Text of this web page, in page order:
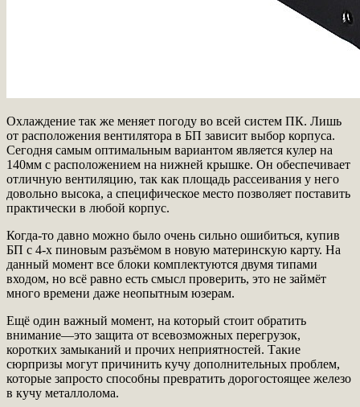
Охлаждение так же меняет погоду во всей систем ПК. Лишь
от расположения вентилятора в БП зависит выбор корпуса.
Сегодня самым оптимальным вариантом является кулер на
140мм с расположением на нижней крышке. Он обеспечивает
отличную вентиляцию, так как площадь рассеивания у него
довольно высока, а специфическое место позволяет поставить
практически в любой корпус.
Когда-то давно можно было очень сильно ошибиться, купив
БП с 4-х пиновым разъёмом в новую материнскую карту. На
данный момент все блоки комплектуются двумя типами
входом, но всё равно есть смысл проверить, это не займёт
много времени даже неопытным юзерам.
Ещё один важный момент, на который стоит обратить
внимание—это защита от всевозможных перегрузок,
коротких замыканий и прочих неприятностей. Такие
сюрпризы могут причинить кучу дополнительных проблем,
которые запросто способны превратить дорогостоящее железо
в кучу металлолома.